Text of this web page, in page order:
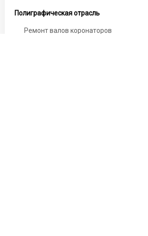
Полиграфическая отрасль
Ремонт валов коронаторов